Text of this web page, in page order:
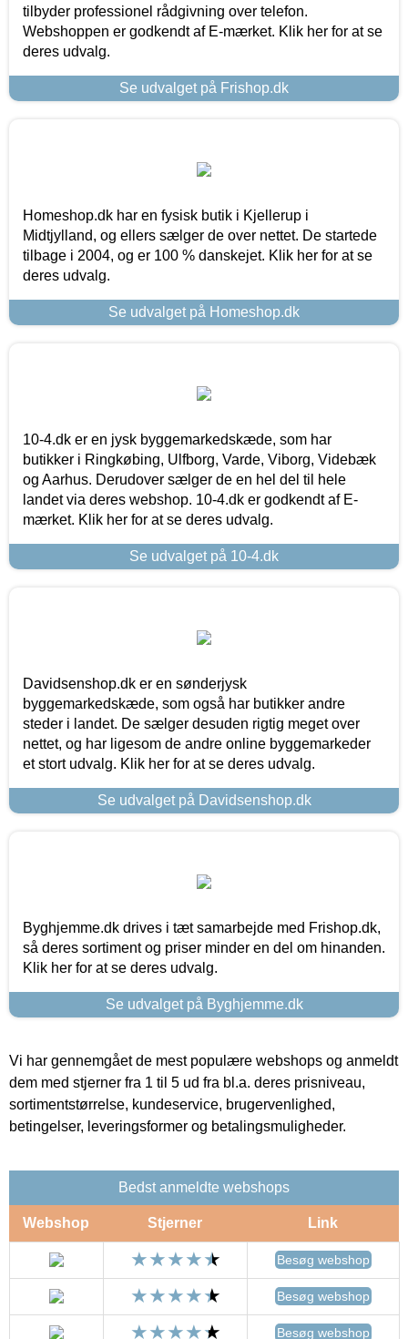
tilbyder professionel rådgivning over telefon.
Webshoppen er godkendt af E-mærket. Klik her for at se
deres udvalg.
Se udvalget på Frishop.dk
Homeshop.dk har en fysisk butik i Kjellerup i
Midtjylland, og ellers sælger de over nettet. De startede
tilbage i 2004, og er 100 % danskejet. Klik her for at se
deres udvalg.
Se udvalget på Homeshop.dk
10-4.dk er en jysk byggemarkedskæde, som har
butikker i Ringkøbing, Ulfborg, Varde, Viborg, Videbæk
og Aarhus. Derudover sælger de en hel del til hele
landet via deres webshop. 10-4.dk er godkendt af E-
mærket. Klik her for at se deres udvalg.
Se udvalget på 10-4.dk
Davidsenshop.dk er en sønderjysk
byggemarkedskæde, som også har butikker andre
steder i landet. De sælger desuden rigtig meget over
nettet, og har ligesom de andre online byggemarkeder
et stort udvalg. Klik her for at se deres udvalg.
Se udvalget på Davidsenshop.dk
Byghjemme.dk drives i tæt samarbejde med Frishop.dk,
så deres sortiment og priser minder en del om hinanden.
Klik her for at se deres udvalg.
Se udvalget på Byghjemme.dk
Vi har gennemgået de mest populære webshops og anmeldt
dem med stjerner fra 1 til 5 ud fra bl.a. deres prisniveau,
sortimentstørrelse, kundeservice, brugervenlighed,
betingelser, leveringsformer og betalingsmuligheder.
Bedst anmeldte webshops
Webshop Stjerner Link
Besøg webshop
Besøg webshop
Besøg webshop